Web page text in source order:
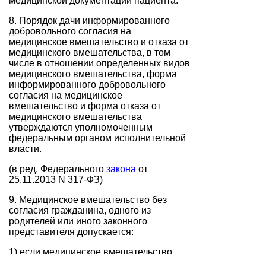
8. Порядок дачи информированного
добровольного согласия на
медицинское вмешательство и отказа от
медицинского вмешательства, в том
числе в отношении определенных видов
медицинского вмешательства, форма
информированного добровольного
согласия на медицинское
вмешательство и форма отказа от
медицинского вмешательства
утверждаются уполномоченным
федеральным органом исполнительной
власти.
(в ред. Федерального закона от
25.11.2013 N 317-ФЗ)
9. Медицинское вмешательство без
согласия гражданина, одного из
родителей или иного законного
представителя допускается:
1) если медицинское вмешательство